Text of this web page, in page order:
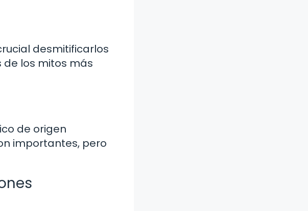
desmitificarlos
los mitos más
de origen
importantes, pero